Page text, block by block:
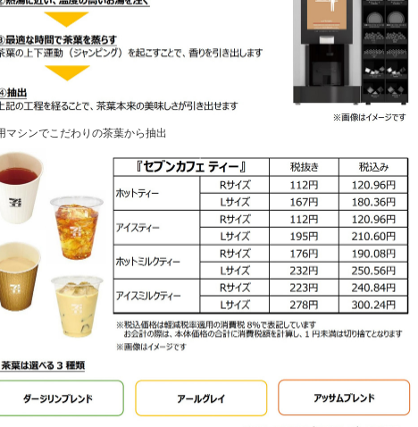
マシンでこだわりの茶葉から抽出